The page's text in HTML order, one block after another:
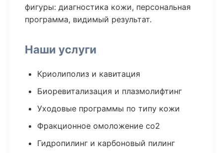
фигуры: диагностика кожи, персональная
программа, видимый результат.
Наши услуги
Криолиполиз и кавитация
Биоревитализация и плазмолифтинг
Уходовые программы по типу кожи
Фракционное омоложение co2
Гидропилинг и карбоновый пилинг